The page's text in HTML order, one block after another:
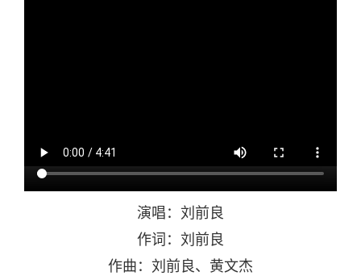
演唱：刘前良
作词：刘前良
作曲：刘前良、黄文杰